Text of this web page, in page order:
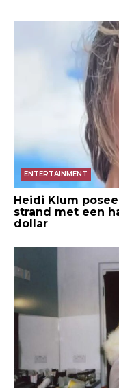
ENTERTAINMENT
Heidi Klum
strand met een
dollar